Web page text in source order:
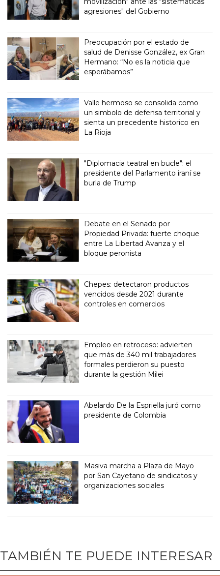
agresiones" del Gobierno
Preocupación por el estado de
salud de Denisse González, ex Gran
Hermano: “No es la noticia que
esperábamos”
Valle hermoso se consolida como
un simbolo de defensa territorial y
sienta un precedente historico en
La Rioja
"Diplomacia teatral en bucle": el
presidente del Parlamento iraní se
burla de Trump
Debate en el Senado por
Propiedad Privada: fuerte choque
entre La Libertad Avanza y el
bloque peronista
Chepes: detectaron productos
vencidos desde 2021 durante
controles en comercios
Empleo en retroceso: advierten
que más de 340 mil trabajadores
formales perdieron su puesto
durante la gestión Milei
Abelardo De la Espriella juró como
presidente de Colombia
Masiva marcha a Plaza de Mayo
por San Cayetano de sindicatos y
organizaciones sociales
TAMBIÉN TE PUEDE INTERESAR